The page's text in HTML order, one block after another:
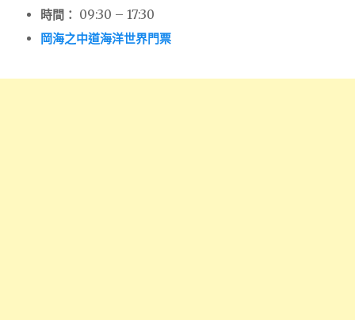
時間： 09:30 – 17:30
岡海之中道海洋世界門票